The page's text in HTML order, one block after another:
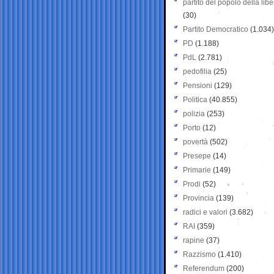
partito del popolo della
(30)
Partito Democratico (1.034)
PD (1.188)
PdL (2.781)
pedofilia (25)
Pensioni (129)
Politica (40.855)
polizia (253)
Porto (12)
povertà (502)
Presepe (14)
Primarie (149)
Prodi (52)
Provincia (139)
radici e valori (3.682)
RAI (359)
rapine (37)
Razzismo (1.410)
Referendum (200)